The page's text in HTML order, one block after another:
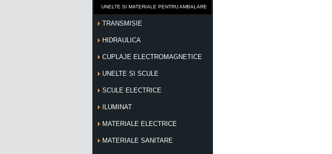
UNELTE SI MATERIALE PENTRU AMBALARE
TRANSMISIE
HIDRAULICA
CUPLAJE ELECTROMAGNETICE
UNELTE SI SCULE
SCULE ELECTRICE
ILUMINAT
MATERIALE ELECTRICE
MATERIALE SANITARE